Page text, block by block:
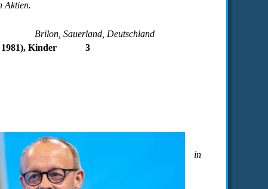
Aktien.
Brilon, Sauerland, Deutschland
Kinder 3
in